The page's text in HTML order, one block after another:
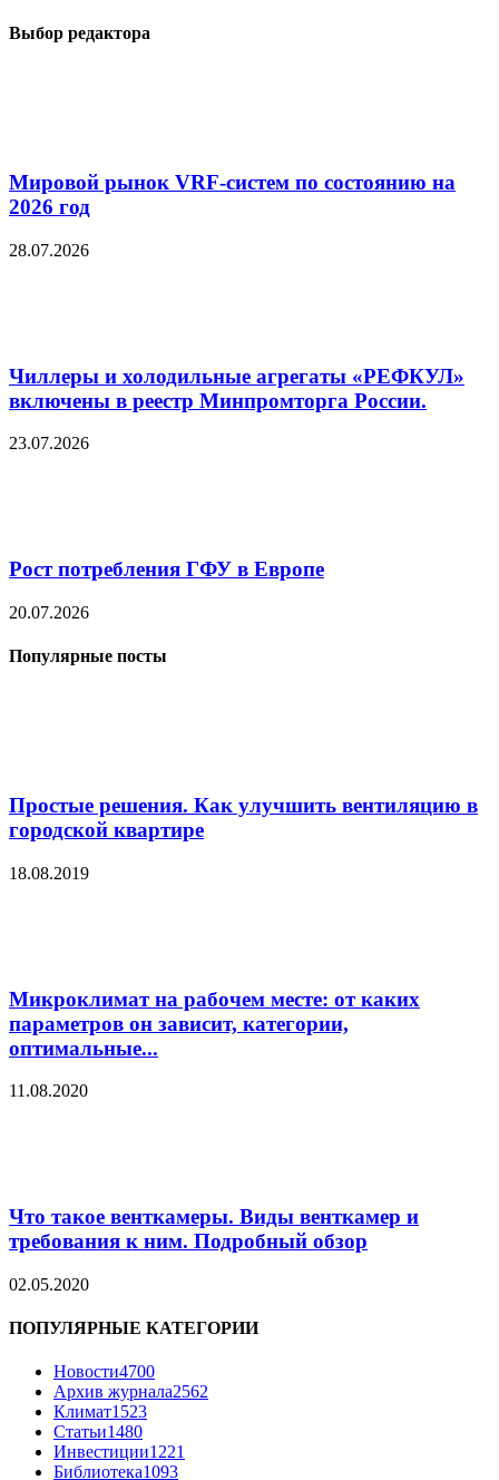
Выбор редактора
Мировой рынок VRF-систем по состоянию на
2026 год
28.07.2026
Чиллеры и холодильные агрегаты «РЕФКУЛ»
включены в реестр Минпромторга России.
23.07.2026
Рост потребления ГФУ в Европе
20.07.2026
Популярные посты
Простые решения. Как улучшить вентиляцию в
городской квартире
18.08.2019
Микроклимат на рабочем месте: от каких
параметров он зависит, категории,
оптимальные...
11.08.2020
Что такое венткамеры. Виды венткамер и
требования к ним. Подробный обзор
02.05.2020
ПОПУЛЯРНЫЕ КАТЕГОРИИ
Новости4700
Архив журнала2562
Климат1523
Статьи1480
Инвестиции1221
Библиотека1093